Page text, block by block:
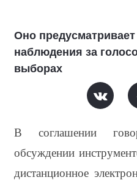
Оно
наблюдения за
выборах
В соглашении
обсуждении
дистанционное